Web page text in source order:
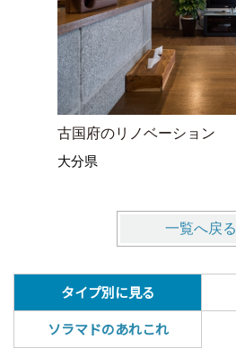
古国府のリノベーション
大分県
一覧へ戻る
タイプ別に見る
ソラマドのあれこれ